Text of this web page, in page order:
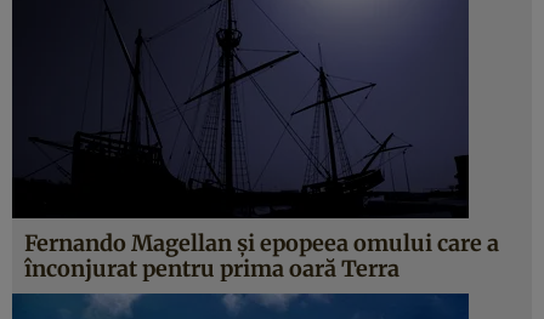
Fernando Magellan şi epopeea omului care a
înconjurat pentru prima oară Terra